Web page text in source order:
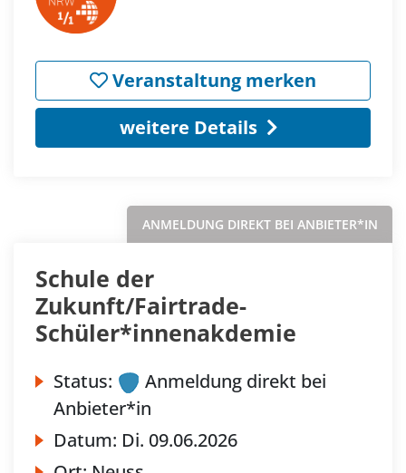
Veranstaltung merken
weitere Details
ANMELDUNG DIREKT BEI ANBIETER*IN
Schule der
Zukunft/Fairtrade-
Schüler*innenakdemie
Status:
Anmeldung direkt bei
Anbieter*in
Datum: Di. 09.06.2026